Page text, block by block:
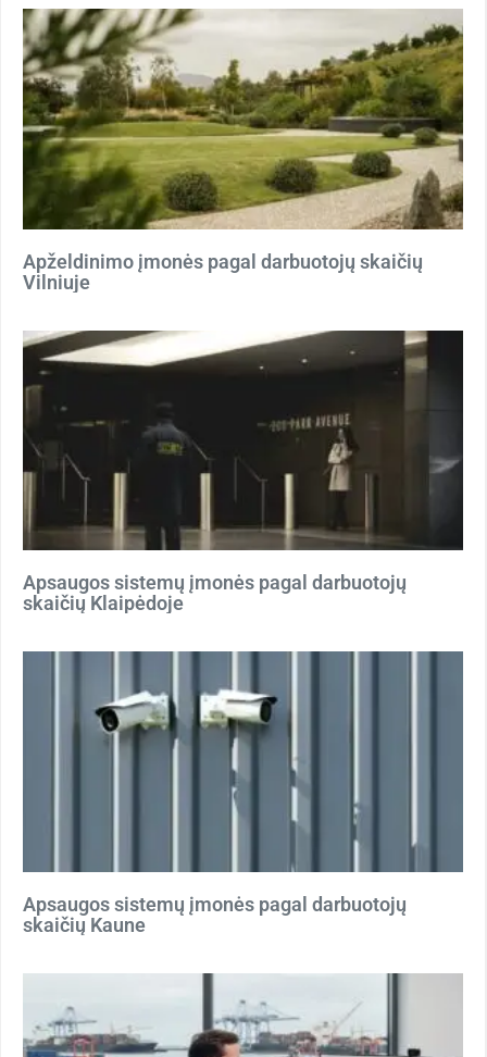
Apželdinimo įmonės pagal darbuotojų skaičių
Vilniuje
Apsaugos sistemų įmonės pagal darbuotojų
skaičių Klaipėdoje
Apsaugos sistemų įmonės pagal darbuotojų
skaičių Kaune